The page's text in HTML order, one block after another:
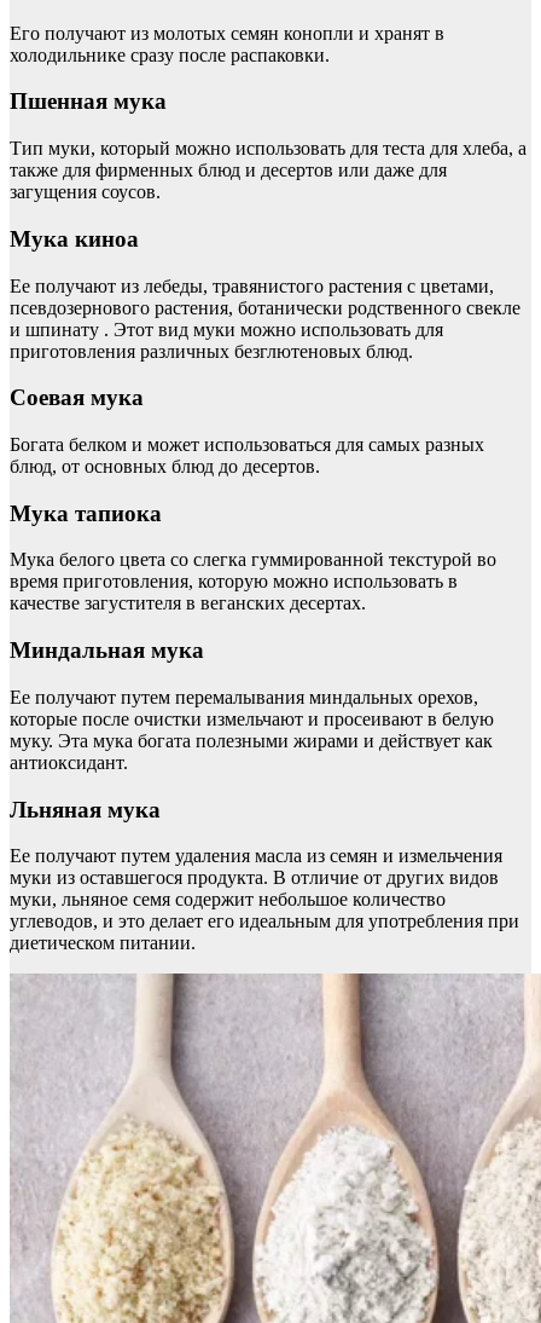
Его получают из молотых семян конопли и хранят в
холодильнике сразу после распаковки.
Пшенная мука
Тип муки, который можно использовать для теста для хлеба, а
также для фирменных блюд и десертов или даже для
загущения соусов.
Мука киноа
Ее получают из лебеды, травянистого растения с цветами,
псевдозернового растения, ботанически родственного свекле
и шпинату . Этот вид муки можно использовать для
приготовления различных безглютеновых блюд.
Соевая мука
Богата белком и может использоваться для самых разных
блюд, от основных блюд до десертов.
Мука тапиока
Мука белого цвета со слегка гуммированной текстурой во
время приготовления, которую можно использовать в
качестве загустителя в веганских десертах.
Миндальная мука
Ее получают путем перемалывания миндальных орехов,
которые после очистки измельчают и просеивают в белую
муку. Эта мука богата полезными жирами и действует как
антиоксидант.
Льняная мука
Ее получают путем удаления масла из семян и измельчения
муки из оставшегося продукта. В отличие от других видов
муки, льняное семя содержит небольшое количество
углеводов, и это делает его идеальным для употребления при
диетическом питании.